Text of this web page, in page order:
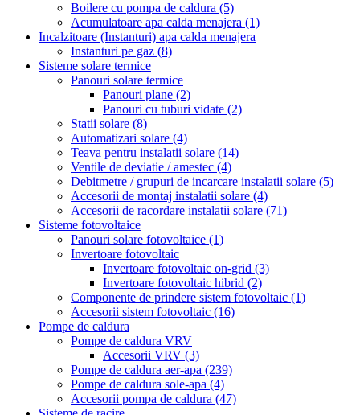
Boilere cu pompa de caldura (5)
Acumulatoare apa calda menajera (1)
Incalzitoare (Instanturi) apa calda menajera
Instanturi pe gaz (8)
Sisteme solare termice
Panouri solare termice
Panouri plane (2)
Panouri cu tuburi vidate (2)
Statii solare (8)
Automatizari solare (4)
Teava pentru instalatii solare (14)
Ventile de deviatie / amestec (4)
Debitmetre / grupuri de incarcare instalatii solare (5)
Accesorii de montaj instalatii solare (4)
Accesorii de racordare instalatii solare (71)
Sisteme fotovoltaice
Panouri solare fotovoltaice (1)
Invertoare fotovoltaic
Invertoare fotovoltaic on-grid (3)
Invertoare fotovoltaic hibrid (2)
Componente de prindere sistem fotovoltaic (1)
Accesorii sistem fotovoltaic (16)
Pompe de caldura
Pompe de caldura VRV
Accesorii VRV (3)
Pompe de caldura aer-apa (239)
Pompe de caldura sole-apa (4)
Accesorii pompa de caldura (47)